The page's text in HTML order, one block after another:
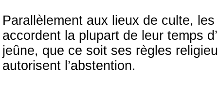
Parallèlement aux lieux de culte,
accordent la plupart de leur temps
jeûne, que ce soit ses règles
autorisent l’abstention.